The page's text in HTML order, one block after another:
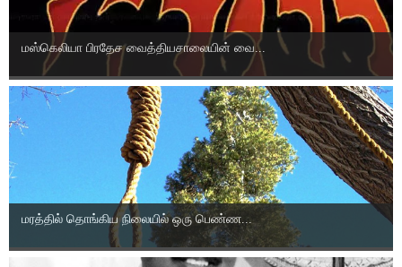
மஸ்கெலியா பிரதேச வைத்தியசாலையின் வை...
மரத்தில் தொங்கிய நிலையில் ஒரு பெண்ண...